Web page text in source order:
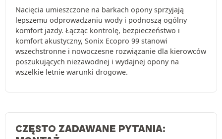
Nacięcia umieszczone na barkach opony sprzyjają
lepszemu odprowadzaniu wody i podnoszą ogólny
komfort jazdy. Łącząc kontrolę, bezpieczeństwo i
komfort akustyczny, Sonix Ecopro 99 stanowi
wszechstronne i nowoczesne rozwiązanie dla kierowców
poszukujących niezawodnej i wydajnej opony na
wszelkie letnie warunki drogowe.
CZĘSTO ZADAWANE PYTANIA: